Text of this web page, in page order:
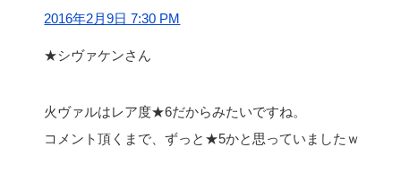
2016年2月9日 7:30 PM
★シヴァケンさん
火ヴァルはレア度★6だからみたいですね。
コメント頂くまで、ずっと★5かと思っていましたｗ